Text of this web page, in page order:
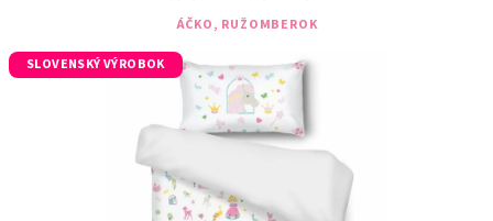
ÁČKO, RUŽOMBEROK
SLOVENSKÝ VÝROBOK